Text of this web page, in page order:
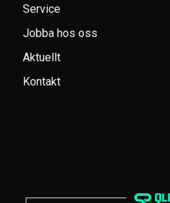
Service
Jobba hos oss
Aktuellt
Kontakt